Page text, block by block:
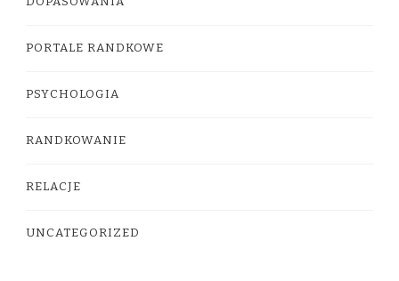
PORTALE RANDKOWE
PSYCHOLOGIA
RANDKOWANIE
RELACJE
UNCATEGORIZED